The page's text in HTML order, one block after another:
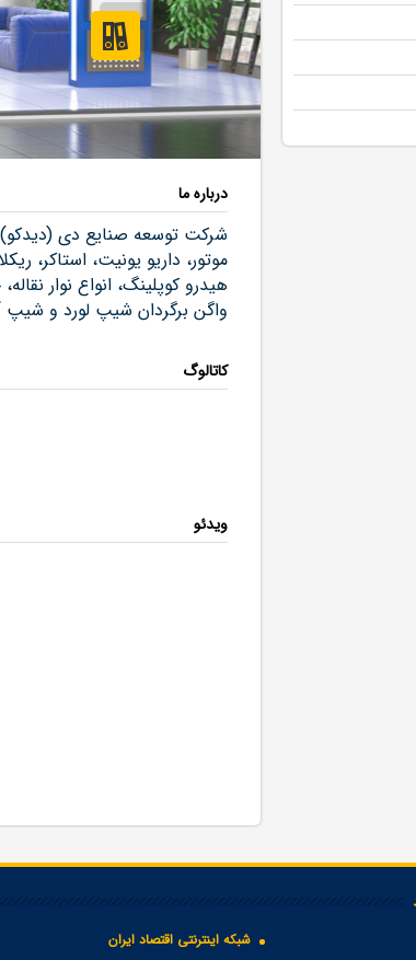
کاتالوگ
درباره ما
شرکت توسعه صنایع دی
موتور، داریو یونیت، استاکر،
هیدرو کوپلینگ، انواع نوار
واگن برگردان شیپ لورد و شیپ
کاتالوگ
ویدئو
شبکه اینترنتی اقتصاد ایران